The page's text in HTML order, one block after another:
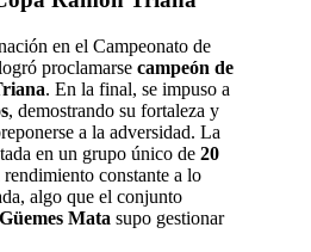
en el Campeonato de
proclamarse campeón de
. En la final, se impuso a
, demostrando su fortaleza y
a la adversidad. La
en un grupo único de 20
constante a lo
algo que el conjunto
Mata supo gestionar